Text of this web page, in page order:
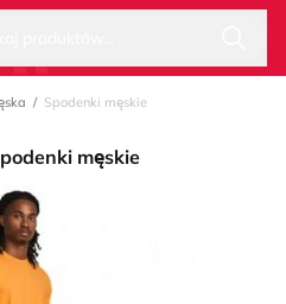
Spodenki męskie
męskie